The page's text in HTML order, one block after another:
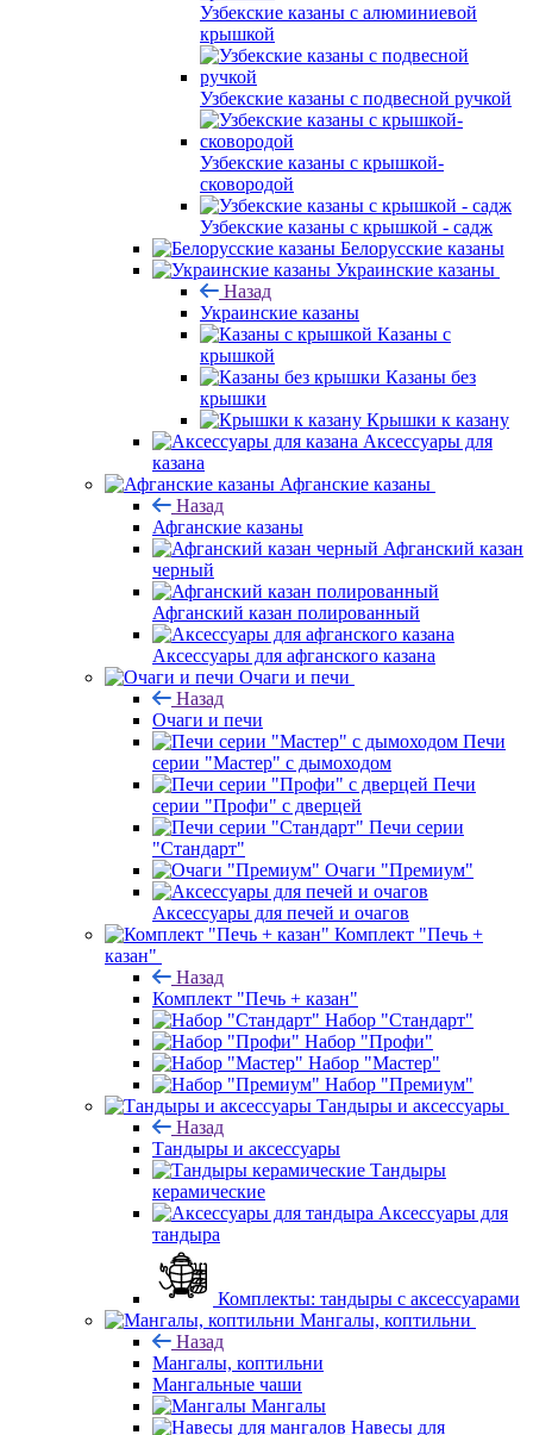
Узбекские казаны с алюминиевой
крышкой
Узбекские казаны с подвесной ручкой
Узбекские казаны с крышкой-
сковородой
Узбекские казаны с крышкой - садж
Белорусские казаны
Украинские казаны
Назад
Украинские казаны
Казаны с
крышкой
Казаны без
крышки
Крышки к казану
Аксессуары для
казана
Афганские казаны
Назад
Афганские казаны
Афганский казан
черный
Афганский казан полированный
Аксессуары для афганского казана
Очаги и печи
Назад
Очаги и печи
Печи
серии "Мастер" с дымоходом
Печи
серии "Профи" с дверцей
Печи серии
"Стандарт"
Очаги "Премиум"
Аксессуары для печей и очагов
Комплект "Печь +
казан"
Назад
Комплект "Печь + казан"
Набор "Стандарт"
Набор "Профи"
Набор "Мастер"
Набор "Премиум"
Тандыры и аксессуары
Назад
Тандыры и аксессуары
Тандыры
керамические
Аксессуары для
тандыра
Комплекты: тандыры с аксессуарами
Мангалы, коптильни
Назад
Мангалы, коптильни
Мангальные чаши
Мангалы
Навесы для